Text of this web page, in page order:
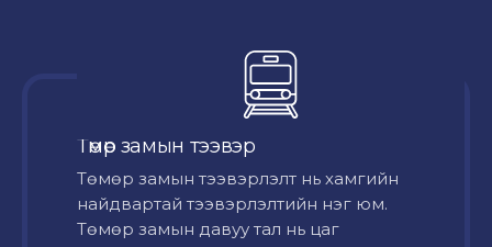
Төмөр замын тээвэр
Төмөр замын тээвэрлэлт нь хамгийн
найдвартай тээвэрлэлтийн нэг юм.
Төмөр замын давуу тал нь цаг